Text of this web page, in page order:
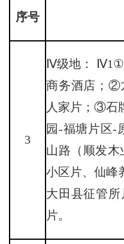
序号
3
Ⅳ级地： Ⅳ1①
商务酒店；②
人家片；③石
园-福塘片区
山路（顺发
小区片、仙
大田县征管
片。